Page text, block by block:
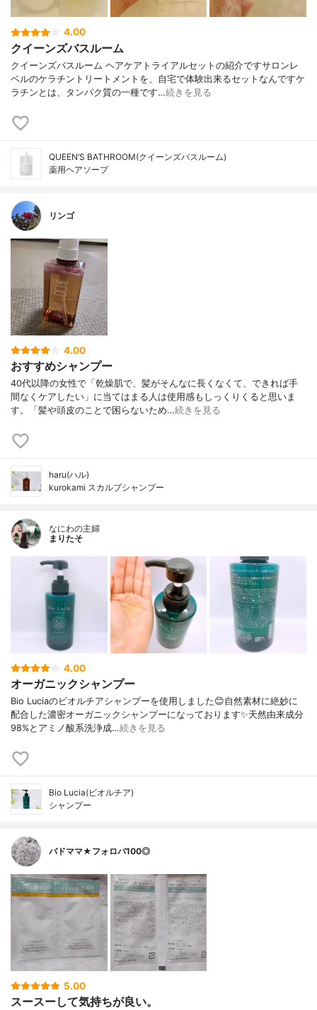
4.00
クイーンズバスルーム
クイーンズバスルーム ヘアケアトライアルセットの紹介ですサロンレ
ベルのケラチントリートメントを、自宅で体験出来るセットなんですケ
ラチンとは、タンパク質の一種です…続きを見る
QUEEN’S BATHROOM(クイーンズバスルーム)
薬用ヘアソープ
リンゴ
4.00
おすすめシャンプー
40代以降の女性で「乾燥肌で、髪がそんなに長くなくて、できれば手
間なくケアしたい」に当てはまる人は使用感もしっくりくると思いま
す。「髪や頭皮のことで困らないため…続きを見る
haru(ハル)
kurokami スカルプシャンプー
なにわの主婦
まりたそ
4.00
オーガニックシャンプー
Bio Luciaのビオルチアシャンプーを使用しました😊自然素材に絶妙に
配合した濃密オーガニックシャンプーになっております✨天然由来成分
98%とアミノ酸系洗浄成…続きを見る
Bio Lucia(ビオルチア)
シャンプー
バドママ★フォロバ100◎
5.00
スースーして気持ちが良い。